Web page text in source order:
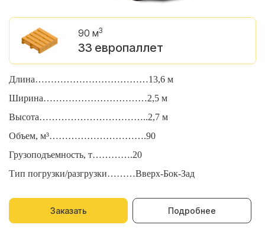
90 м3
33 европаллет
Длина………………………………13,6 м
Ширина……………………………2,5 м
Высота……………………………..2,7 м
Объем, м³………………………….90
Грузоподъемность, т………….20
Тип погрузки/разгрузки………Вверх-Бок-Зад
Заказать Подробнее